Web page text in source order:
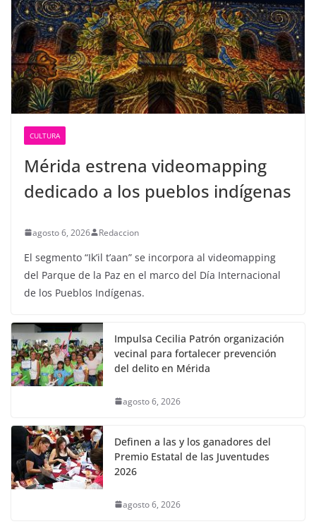
CULTURA
Mérida estrena videomapping
dedicado a los pueblos indígenas
agosto 6, 2026 Redaccion
El segmento “Ik’il t’aan” se incorpora al videomapping
del Parque de la Paz en el marco del Día Internacional
de los Pueblos Indígenas.
Impulsa Cecilia Patrón organización
vecinal para fortalecer prevención
del delito en Mérida
agosto 6, 2026
Definen a las y los ganadores del
Premio Estatal de las Juventudes
2026
agosto 6, 2026